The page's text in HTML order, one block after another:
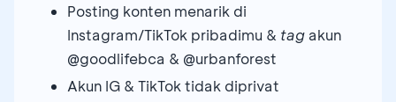
Posting konten menarik di
Instagram/TikTok pribadimu & tag akun
@goodlifebca & @urbanforest
Akun IG & TikTok tidak diprivat